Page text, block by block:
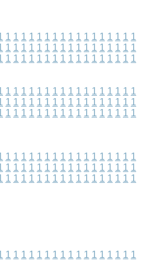
1 1 1 1 1 1 1 1 1 1 1 1 1 1 1 1 1
1 1 1 1 1 1 1 1 1 1 1 1 1 1 1 1 1
1 1 1 1 1 1 1 1 1 1 1 1 1 1 1 1 1
1 1 1 1 1 1 1 1 1 1 1 1 1 1 1 1 1
1 1 1 1 1 1 1 1 1 1 1 1 1 1 1 1 1
1 1 1 1 1 1 1 1 1 1 1 1 1 1 1 1 1
1 1 1 1 1 1 1 1 1 1 1 1 1 1 1 1 1
1 1 1 1 1 1 1 1 1 1 1 1 1 1 1 1 1
1 1 1 1 1 1 1 1 1 1 1 1 1 1 1 1 1
1 1 1 1 1 1 1 1 1 1 1 1 1 1 1 1 1